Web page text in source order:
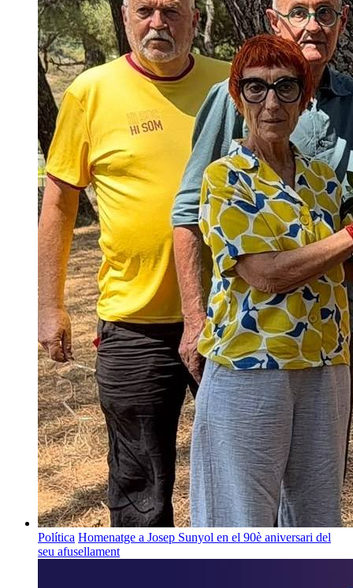
Política Homenatge a Josep Sunyol en el 90è aniversari del
seu afusellament